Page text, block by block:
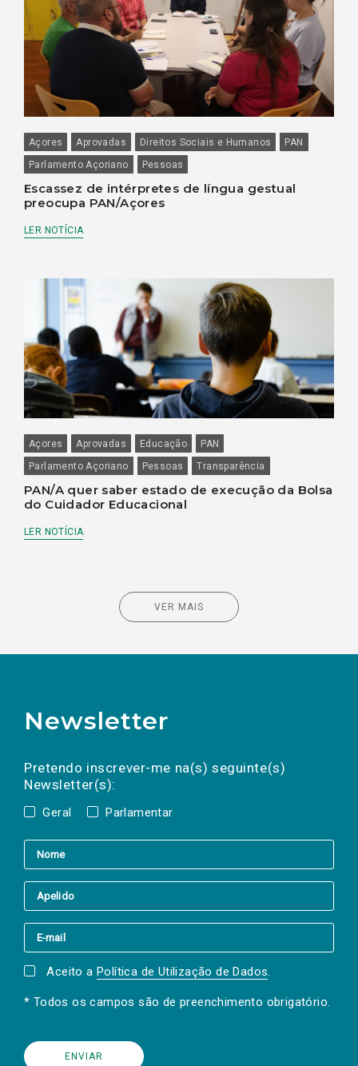
Açores Aprovadas Direitos Sociais e Humanos
PAN
Parlamento Açoriano
Pessoas
Escassez de intérpretes de língua gestual
preocupa PAN/Açores
LER NOTÍCIA
Açores Aprovadas Educação
PAN
Parlamento Açoriano
Pessoas Transparência
PAN/A quer saber estado de execução da Bolsa
do Cuidador Educacional
LER NOTÍCIA
VER MAIS
Newsletter
Pretendo inscrever-me na(s) seguinte(s)
Newsletter(s):
Geral Parlamentar
a(s) newsletter(s).
mail
Aceito a Política de Utilização de Dados.
* Todos os campos são de preenchimento obrigatório.